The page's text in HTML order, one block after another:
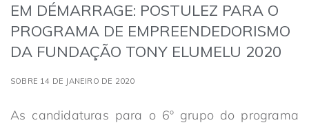
EM DÉMARRAGE: POSTULEZ PARA O
PROGRAMA DE EMPREENDEDORISMO
DA FUNDAÇÃO TONY ELUMELU 2020
SOBRE 14 DE JANEIRO DE 2020
As candidaturas para o 6º grupo do programa